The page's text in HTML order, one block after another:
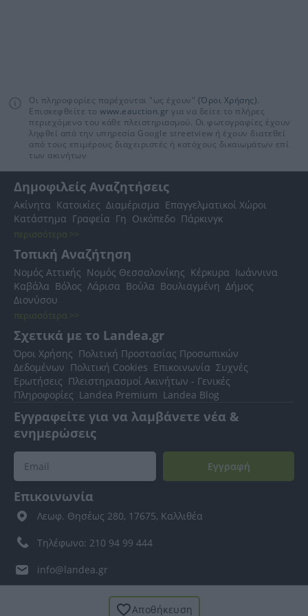
Αποθήκευση
Οι πληροφορίες παρέχονται "ως έχουν" (Όροι Χρήσης).
Επισκεφθείτε το www.eauction.gr για να δείτε το πλήρες
περιεχόμενο του κάθε πλειστηριασμού. Οι φωτογραφίες έχουν
ληφθεί από την υπηρεσία Google streetview ή έχουν διατεθεί
από τους επιμέρους διαχειριστές ή κατόχους δικαιωμάτων επί
των ακινήτων
Δημοφιλείς Αναζητήσεις
Ακίνητα Κατοικίες Διαμέρισμα Επαγγελματικοί Χώροι
Κατάστημα Γραφεία Γη Οικόπεδο Πάρκινγκ
περισσότερα >>
Τοπική Αναζήτηση
Νομός Αττικής Νομός Θεσσαλονίκης Κέρκυρα Ιωάννινα
Καβάλα Βόλος Λάρισα Βούλα Βουλιαγμένη Δήμος
Διονύσου
περισσότερα >>
Σχετικά με το Landea.gr
Όροι Χρήσης Πολιτική Προστασίας Προσωπικών
Δεδομένων Πολιτική Cookies Επικοινωνία Συχνές
Ερωτήσεις Πλειστηριασμοί Ακινήτων - Γενικές
Πληροφορίες Landea Premium Landea Blog
Εγγραφείτε για να λαμβάνετε νέα &
ενημερώσεις
Εγγραφή
Επικοινωνία
Λεωφ. Θησέως 280, 17675, Καλλιθέα
Τηλέφωνο: 210 94 99 444
info@landea.gr